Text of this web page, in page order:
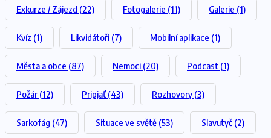
Exkurze / Zájezd (22) Fotogalerie (11) Galerie (1)
Kvíz (1) Likvidátoři (7) Mobilní aplikace (1)
Města a obce (87) Nemoci (20) Podcast (1)
Požár (12) Pripjať (43) Rozhovory (3)
Sarkofág (47) Situace ve světě (53) Slavutyč (2)